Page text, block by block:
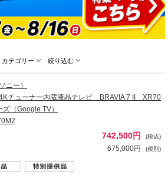
カテゴリー 絞り込む
ニー）
チューナー内蔵液晶テレビ BRAVIA 7 II XR70
ズ（Google TV）
742,500円 (税込)
675,000円 (税別)